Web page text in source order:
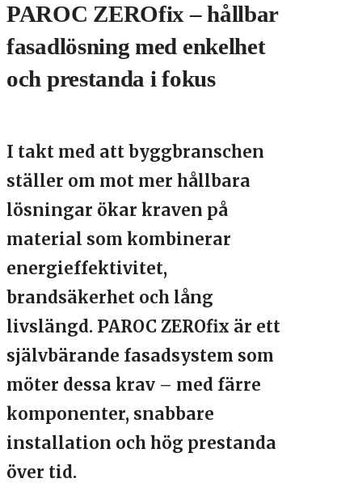
PAROC ZEROfix – hållbar
fasadlösning med enkelhet
och prestanda i fokus
I takt med att byggbranschen
ställer om mot mer hållbara
lösningar ökar kraven på
material som kombinerar
energieffektivitet,
brandsäkerhet och lång
livslängd. PAROC ZEROfix är ett
självbärande fasadsystem som
möter dessa krav – med färre
komponenter, snabbare
installation och hög prestanda
över tid.